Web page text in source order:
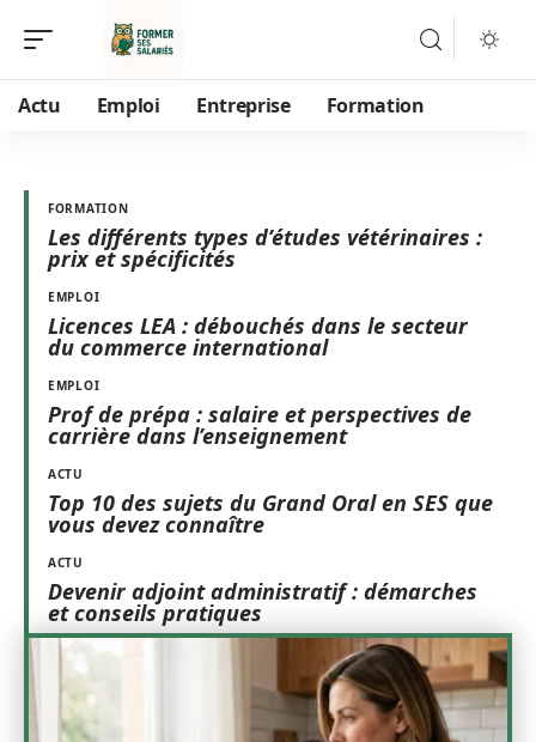
Actu Emploi Entreprise Formation
FORMATION
Les différents types d’études vétérinaires :
prix et spécificités
EMPLOI
Licences LEA : débouchés dans le secteur
du commerce international
EMPLOI
Prof de prépa : salaire et perspectives de
carrière dans l’enseignement
ACTU
Top 10 des sujets du Grand Oral en SES que
vous devez connaître
ACTU
Devenir adjoint administratif : démarches
et conseils pratiques